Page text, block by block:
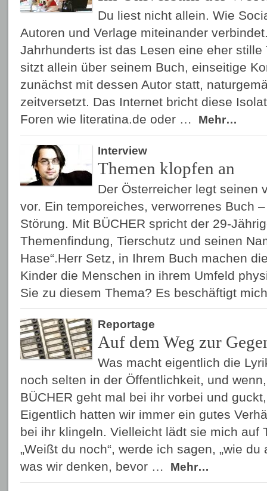
Du liest nicht allein. Wie
Autoren und Verlage miteinander
Jahrhunderts ist das Lesen eine eher stille
sitzt allein über seinem Buch, einseitige
zunächst mit dessen Autor statt,
zeitversetzt. Das Internet bricht diese
Foren wie literatina.de oder …
Mehr…
Interview
Themen klopfen an
Der Österreicher legt seinen
vor. Ein temporeiches, verworrenes Buch
Störung. Mit BÜCHER spricht der 29-
Themenfindung, Tierschutz und seinen
Hase“.Herr Setz, in Ihrem Buch machen
Kinder die Menschen in ihrem Umfeld
Sie zu diesem Thema? Es beschäftigt
Reportage
Auf dem Weg zur
Was macht eigentlich die
noch selten in der Öffentlichkeit, und
BÜCHER geht mal bei ihr vorbei und
Eigentlich hatten wir immer ein gutes
bei ihr klingeln. Vielleicht lädt sie mich auf
„Weißt du noch“, werde ich sagen, „wie
was wir denken, bevor …
Mehr…